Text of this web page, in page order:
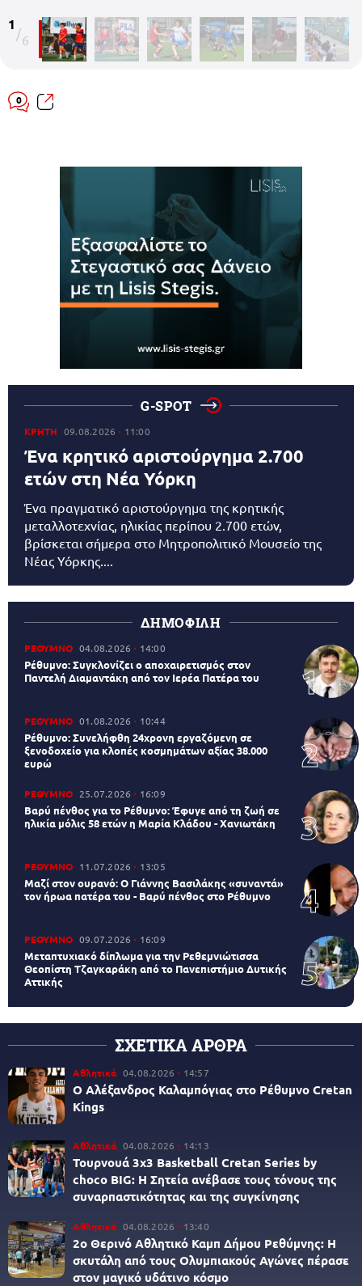
1
/6
0
G-SPOT
ΚΡΗΤΗ 09.08.2026 11:00
Ένα κρητικό αριστούργημα 2.700
ετών στη Νέα Υόρκη
Ένα πραγματικό αριστούργημα της κρητικής
μεταλλοτεχνίας, ηλικίας περίπου 2.700 ετών,
βρίσκεται σήμερα στο Μητροπολιτικό Μουσείο της
Νέας Υόρκης....
ΔΗΜΟΦΙΛΗ
ΡΕΘΥΜΝΟ 04.08.2026 14:00
Ρέθυμνο: Συγκλονίζει ο αποχαιρετισμός στον
Παντελή Διαμαντάκη από τον Ιερέα Πατέρα του
ΡΕΘΥΜΝΟ 01.08.2026 10:44
Ρέθυμνο: Συνελήφθη 24χρονη εργαζόμενη σε
ξενοδοχείο για κλοπές κοσμημάτων αξίας 38.000
ευρώ
ΡΕΘΥΜΝΟ 25.07.2026 16:09
Βαρύ πένθος για το Ρέθυμνο: Έφυγε από τη ζωή σε
ηλικία μόλις 58 ετών η Μαρία Κλάδου - Χανιωτάκη
ΡΕΘΥΜΝΟ 11.07.2026 13:05
Μαζί στον ουρανό: Ο Γιάννης Βασιλάκης «συναντά»
τον ήρωα πατέρα του - Βαρύ πένθος στο Ρέθυμνο
ΡΕΘΥΜΝΟ 09.07.2026 16:09
Μεταπτυχιακό δίπλωμα για την Ρεθεμνιώτισσα
Θεοπίστη Τζαγκαράκη από το Πανεπιστήμιο Δυτικής
Αττικής
ΣΧΕΤΙΚΑ ΑΡΘΡΑ
Αθλητικά 04.08.2026 14:57
Ο Αλέξανδρος Καλαμπόγιας στο Ρέθυμνο Cretan
Kings
Αθλητικά 04.08.2026 14:13
Τουρνουά 3x3 Βasketball Cretan Series by
choco BIG: Η Σητεία ανέβασε τους τόνους της
συναρπαστικότητας και της συγκίνησης
Αθλητικά 04.08.2026 13:40
2ο Θερινό Αθλητικό Καμπ Δήμου Ρεθύμνης: Η
σκυτάλη από τους Ολυμπιακούς Αγώνες πέρασε
στον μαγικό υδάτινο κόσμο